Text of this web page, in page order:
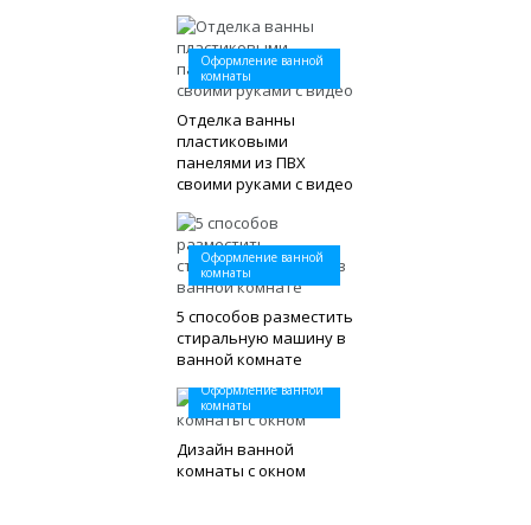
Оформление ванной
комнаты
Отделка ванны
пластиковыми
панелями из ПВХ
своими руками с видео
Оформление ванной
комнаты
5 способов разместить
стиральную машину в
ванной комнате
Оформление ванной
комнаты
Дизайн ванной
комнаты с окном